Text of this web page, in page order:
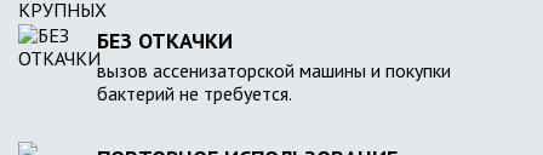
БЕЗ ОТКАЧКИ
вызов ассенизаторской машины и покупки
бактерий не требуется.